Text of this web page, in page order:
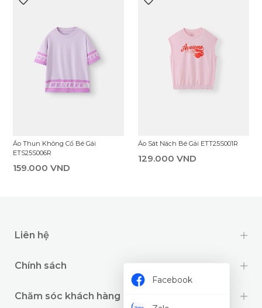
Áo Thun Không Cổ Bé Gái
ETS25S006R
159.000 VND
Áo Sát Nách Bé Gái ETT25S001R
129.000 VND
Liên hệ
Chính sách
Chăm sóc khách hàng
Facebook